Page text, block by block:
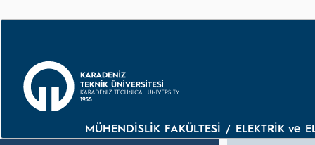
MÜHENDİSLİK FAKÜLTESİ / ELEKTRİK ve